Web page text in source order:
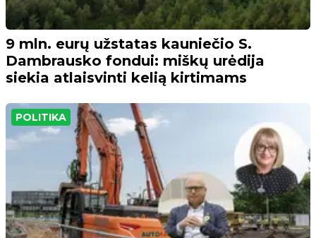
9 mln. eurų užstatas kauniečio S.
Dambrausko fondui: miškų urėdija
siekia atlaisvinti kelią kirtimams
POLITIKA